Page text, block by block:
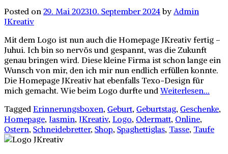
Posted on 29. Mai 202310. September 2024by Admin
JKreativ
Mit dem Logo ist nun auch die Homepage JKreativ fertig –
Juhui. Ich bin so nervös und gespannt, was die Zukunft
genau bringen wird. Diese kleine Firma ist schon lange ein
Wunsch von mir, den ich mir nun endlich erfüllen konnte.
Die Homepage JKreativ hat ebenfalls Texo-Design für
mich gemacht. Wie beim Logo durfte undWeiterlesen...
Tagged Erinnerungsboxen, Geburt, Geburtstag, Geschenke,
Homepage, Jasmin, JKreativ, Logo, Odermatt, Online,
Ostern, Schneidebretter, Shop, Spaghettiglas, Tasse, Taufe